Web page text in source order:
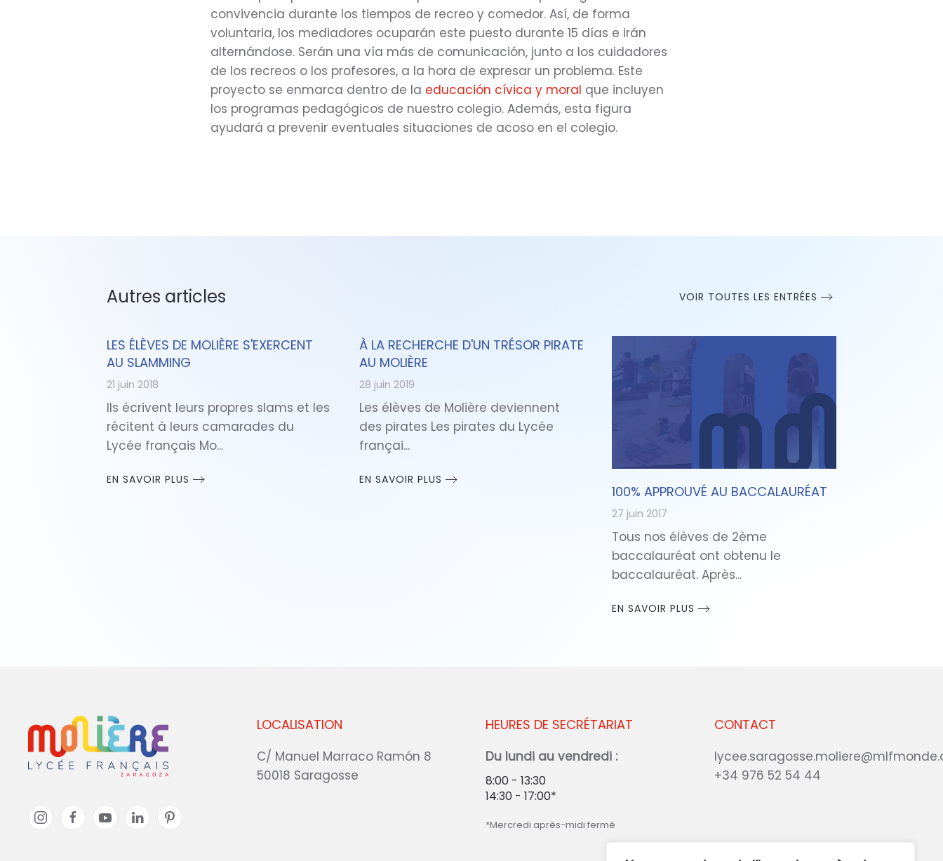
convivencia durante los tiempos de recreo y comedor. Así, de forma
voluntaria, los mediadores ocuparán este puesto durante 15 días e irán
alternándose. Serán una vía más de comunicación, junto a los cuidadores
de los recreos o los profesores, a la hora de expresar un problema. Este
proyecto se enmarca dentro de la educación cívica y moral que incluyen
los programas pedagógicos de nuestro colegio. Además, esta figura
ayudará a prevenir eventuales situaciones de acoso en el colegio.
Autres articles VOIR TOUTES LES ENTRÉES
LES ÉLÈVES DE MOLIÈRE S'EXERCENT
AU SLAMMING
21 juin 2018
Ils écrivent leurs propres slams et les
récitent à leurs camarades du
Lycée français Mo...
EN SAVOIR PLUS
À LA RECHERCHE D'UN TRÉSOR PIRATE
AU MOLIÈRE
28 juin 2019
Les élèves de Molière deviennent
des pirates Les pirates du Lycée
françai...
EN SAVOIR PLUS
100% APPROUVÉ AU BACCALAURÉAT
27 juin 2017
Tous nos élèves de 2ème
baccalauréat ont obtenu le
baccalauréat. Après...
EN SAVOIR PLUS
LOCALISATION
C/ Manuel Marraco Ramón 8
50018 Saragosse
CONTACT
+34 976 52 54 44
HEURES DE SECRÉTARIAT
Du lundi au vendredi :
8:00 - 13:30
14:30 - 17:00*
*Mercredi après-midi fermé